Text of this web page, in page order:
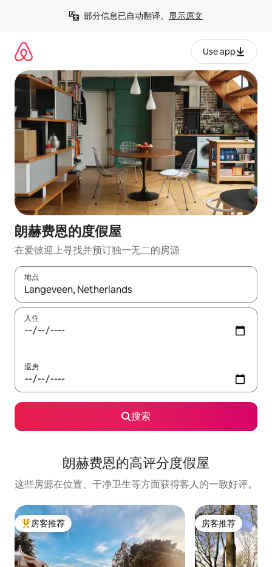
部分信息已自动翻译。 显示原文
Use app
朗赫费恩的度假屋
在爱彼迎上寻找并预订独一无二的房源
地点
如有搜索结果，请使用上下方向键查看，或通过点击或滑动手势
入住
退房
搜索
朗赫费恩的高评分度假屋
这些房源在位置、干净卫生等方面获得客人的一致好评。
热门「房客推荐」
房客推荐 房客推荐
房客推荐